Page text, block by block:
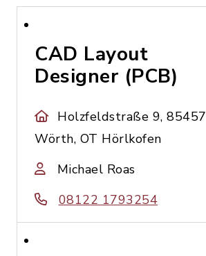
CAD Layout
Designer (PCB)
Holzfeldstraße 9, 85457
Wörth, OT Hörlkofen
Michael Roas
08122 1793254